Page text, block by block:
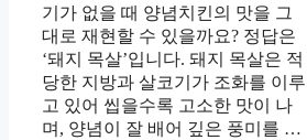
기가 없을 때 양념치킨의 맛을 그
대로 재현할 수 있을까요? 정답은
‘돼지 목살’입니다. 돼지 목살은 적
당한 지방과 살코기가 조화를 이루
고 있어 씹을수록 고소한 맛이 나
며, 양념이 잘 배어 깊은 풍미를 …